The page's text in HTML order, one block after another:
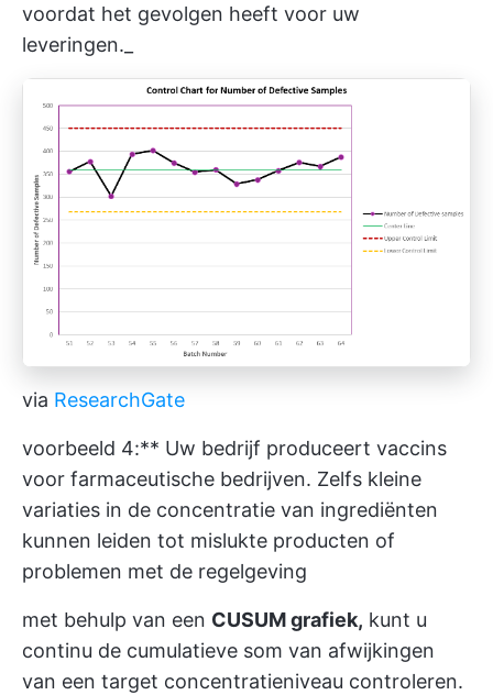
voordat het gevolgen heeft voor uw
leveringen._
via ResearchGate
voorbeeld 4:** Uw bedrijf produceert vaccins
voor farmaceutische bedrijven. Zelfs kleine
variaties in de concentratie van ingrediënten
kunnen leiden tot mislukte producten of
problemen met de regelgeving
met behulp van een CUSUM grafiek, kunt u
continu de cumulatieve som van afwijkingen
van een target concentratieniveau controleren.